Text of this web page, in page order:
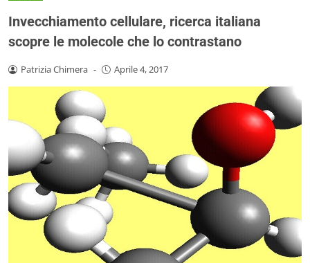
Invecchiamento cellulare, ricerca italiana
scopre le molecole che lo contrastano
Patrizia Chimera - Aprile 4, 2017